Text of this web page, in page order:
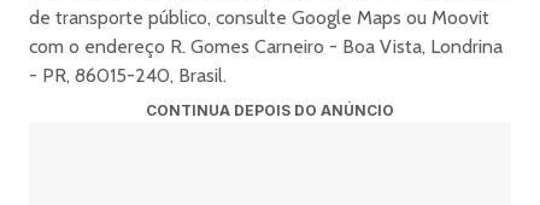
de transporte público, consulte Google Maps ou Moovit
com o endereço R. Gomes Carneiro - Boa Vista, Londrina
- PR, 86015-240, Brasil.
CONTINUA DEPOIS DO ANÚNCIO